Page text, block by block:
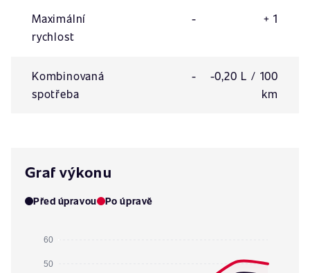
Maximální
rychlost
- + 1
Kombinovaná
spotřeba
-
-0,20 L / 100
km
Graf výkonu
Před úpravou Po úpravě
60
50